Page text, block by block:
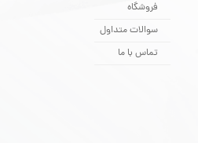
فروشگاه
سوالات متداول
تماس با ما